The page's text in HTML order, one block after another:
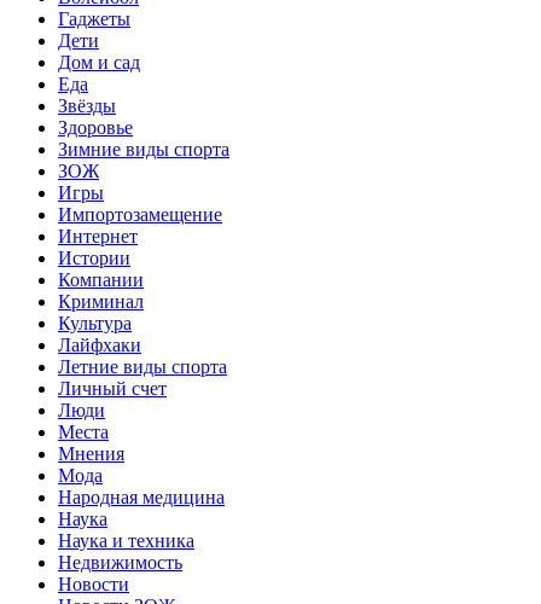
Гаджеты
Дети
Дом и сад
Еда
Звёзды
Здоровье
Зимние виды спорта
ЗОЖ
Игры
Импортозамещение
Интернет
Истории
Компании
Криминал
Культура
Лайфхаки
Летние виды спорта
Личный счет
Люди
Места
Мнения
Мода
Народная медицина
Наука
Наука и техника
Недвижимость
Новости